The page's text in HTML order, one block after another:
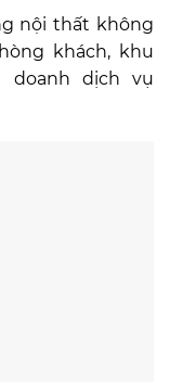
nội thất không
khách, khu
doanh dịch vụ